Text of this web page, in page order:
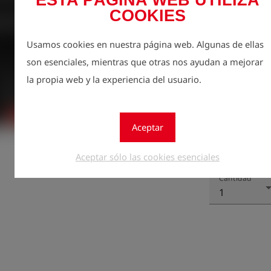
COOKIES
Usamos cookies en nuestra página web. Algunas de ellas
son esenciales, mientras que otras nos ayudan a mejorar
la propia web y la experiencia del usuario.
Aceptar
Aceptar sólo las cookies esenciales
carga,
lock
Cantidad
1